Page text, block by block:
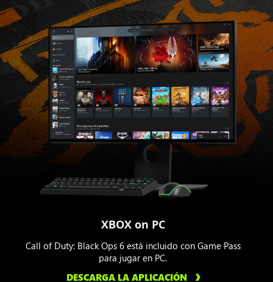
XBOX on PC
Call of Duty: Black Ops 6 está incluido con Game Pass
para jugar en PC.
DESCARGA LA APLICACIÓN